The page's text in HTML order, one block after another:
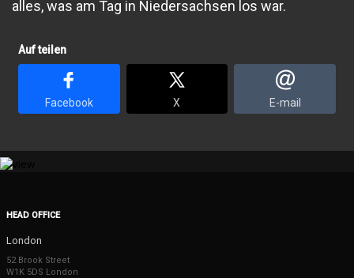
alles, was am Tag in Niedersachsen los war.
Auf teilen
Facebook X E-mail
HEAD OFFICE
London
52 Brook Street
W1K 5DS London